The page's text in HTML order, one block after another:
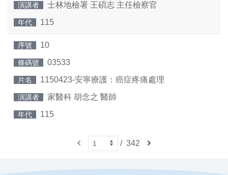
演講者 士林地檢署 王碩志 主任檢察官
年代 115
序號 10
條碼號 03533
片名 1150423-安寧療護：癌症疼痛處理
演講者 家醫科 胡念之 醫師
年代 115
頁
/ 342
下
頁